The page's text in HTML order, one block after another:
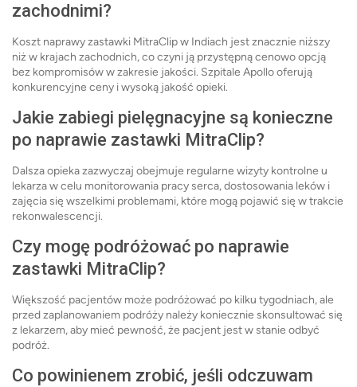
zachodnimi?
Koszt naprawy zastawki MitraClip w Indiach jest znacznie niższy
niż w krajach zachodnich, co czyni ją przystępną cenowo opcją
bez kompromisów w zakresie jakości. Szpitale Apollo oferują
konkurencyjne ceny i wysoką jakość opieki.
Jakie zabiegi pielęgnacyjne są konieczne
po naprawie zastawki MitraClip?
Dalsza opieka zazwyczaj obejmuje regularne wizyty kontrolne u
lekarza w celu monitorowania pracy serca, dostosowania leków i
zajęcia się wszelkimi problemami, które mogą pojawić się w trakcie
rekonwalescencji.
Czy mogę podróżować po naprawie
zastawki MitraClip?
Większość pacjentów może podróżować po kilku tygodniach, ale
przed zaplanowaniem podróży należy koniecznie skonsultować się
z lekarzem, aby mieć pewność, że pacjent jest w stanie odbyć
podróż.
Co powinienem zrobić, jeśli odczuwam